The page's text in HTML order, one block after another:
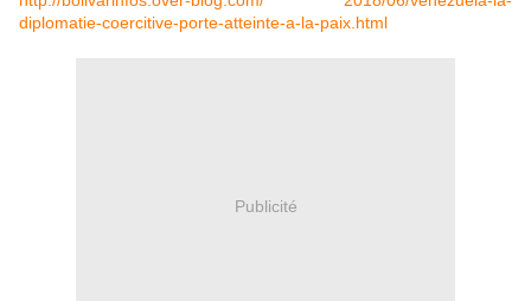
diplomatie-coercitive-porte-atteinte-a-la-paix.html
Publicité